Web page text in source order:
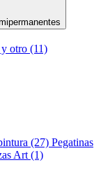
otro (11)
(27) Pegatinas
Art (1)